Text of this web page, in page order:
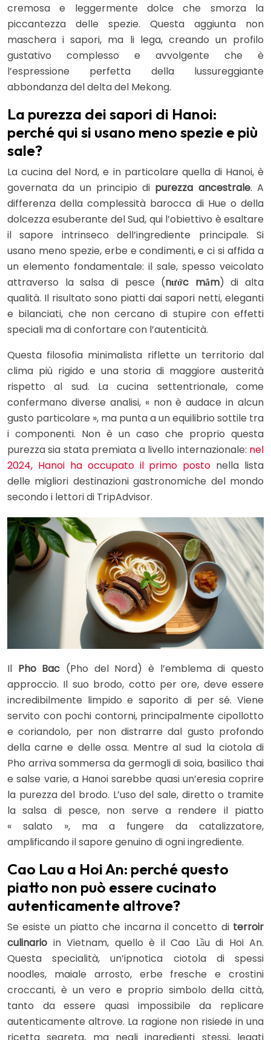
cremosa e leggermente dolce che smorza la
piccantezza delle spezie. Questa aggiunta non
maschera i sapori, ma li lega, creando un profilo
gustativo complesso e avvolgente che è
l’espressione perfetta della lussureggiante
abbondanza del delta del Mekong.
La purezza dei sapori di Hanoi:
perché qui si usano meno spezie e più
sale?
La cucina del Nord, e in particolare quella di Hanoi, è
governata da un principio di purezza ancestrale. A
differenza della complessità barocca di Hue o della
dolcezza esuberante del Sud, qui l’obiettivo è esaltare
il sapore intrinseco dell’ingrediente principale. Si
usano meno spezie, erbe e condimenti, e ci si affida a
un elemento fondamentale: il sale, spesso veicolato
attraverso la salsa di pesce (nước mắm) di alta
qualità. Il risultato sono piatti dai sapori netti, eleganti
e bilanciati, che non cercano di stupire con effetti
speciali ma di confortare con l’autenticità.
Questa filosofia minimalista riflette un territorio dal
clima più rigido e una storia di maggiore austerità
rispetto al sud. La cucina settentrionale, come
confermano diverse analisi, « non è audace in alcun
gusto particolare », ma punta a un equilibrio sottile tra
i componenti. Non è un caso che proprio questa
purezza sia stata premiata a livello internazionale: nel
2024, Hanoi ha occupato il primo posto nella lista
delle migliori destinazioni gastronomiche del mondo
secondo i lettori di TripAdvisor.
Il Pho Bac (Pho del Nord) è l’emblema di questo
approccio. Il suo brodo, cotto per ore, deve essere
incredibilmente limpido e saporito di per sé. Viene
servito con pochi contorni, principalmente cipollotto
e coriandolo, per non distrarre dal gusto profondo
della carne e delle ossa. Mentre al sud la ciotola di
Pho arriva sommersa da germogli di soia, basilico thai
e salse varie, a Hanoi sarebbe quasi un’eresia coprire
la purezza del brodo. L’uso del sale, diretto o tramite
la salsa di pesce, non serve a rendere il piatto
« salato », ma a fungere da catalizzatore,
amplificando il sapore genuino di ogni ingrediente.
Cao Lau a Hoi An: perché questo
piatto non può essere cucinato
autenticamente altrove?
Se esiste un piatto che incarna il concetto di terroir
culinario in Vietnam, quello è il Cao Lầu di Hoi An.
Questa specialità, un’ipnotica ciotola di spessi
noodles, maiale arrosto, erbe fresche e crostini
croccanti, è un vero e proprio simbolo della città,
tanto da essere quasi impossibile da replicare
autenticamente altrove. La ragione non risiede in una
ricetta segreta, ma negli ingredienti stessi, legati